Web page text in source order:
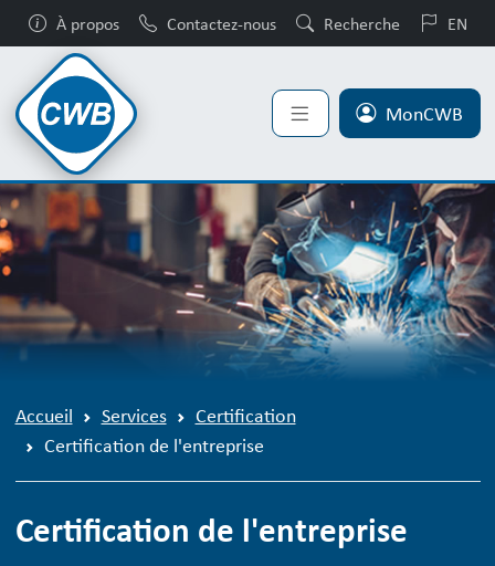
À propos Contactez-nous Recherche EN
MonCWB
Accueil Services
Certification
Certification de l'entreprise
Certification de l'entreprise